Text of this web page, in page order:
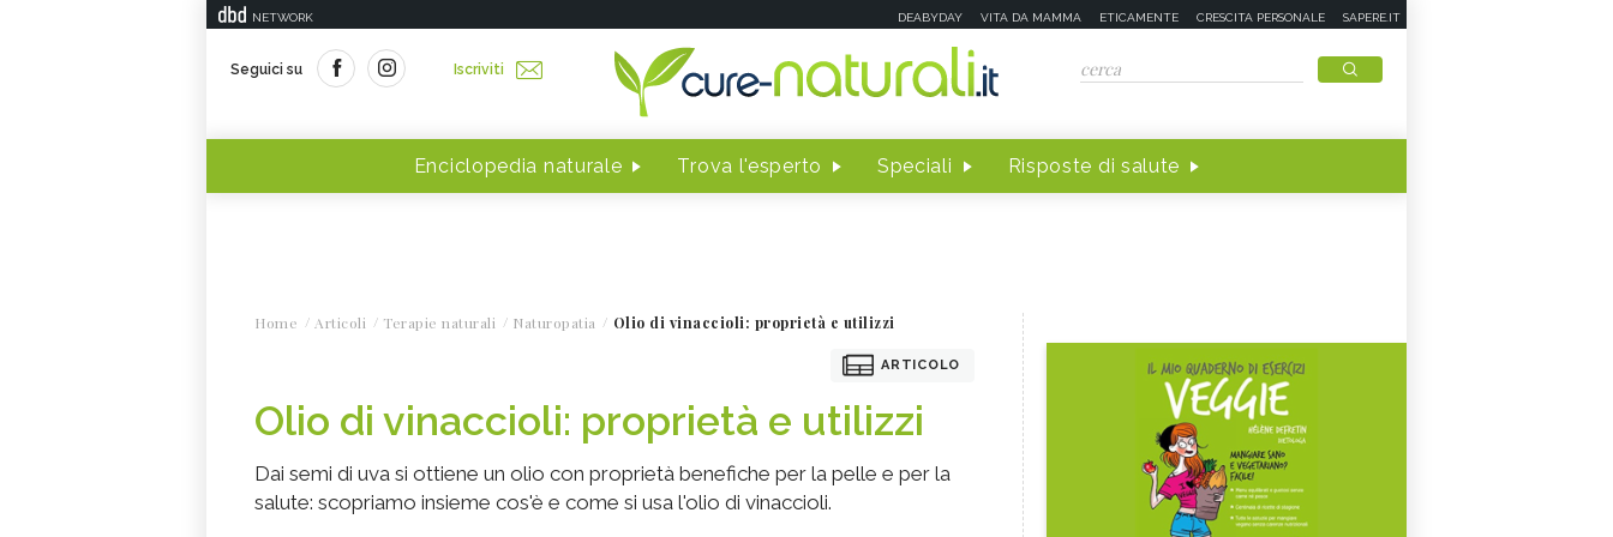
NETWORK DEABYDAY VITA DA MAMMA ETICAMENTE CRESCITA PERSONALE SAPERE.IT
Seguici su Iscriviti
Enciclopedia naturale Trova l'esperto Speciali Risposte di salute
Home Articoli Terapie naturali Naturopatia Olio di vinaccioli: proprietà e utilizzi
ARTICOLO
Olio di vinaccioli: proprietà e utilizzi
Dai semi di uva si ottiene un olio con proprietà benefiche per la pelle e per la
salute: scopriamo insieme cos'è e come si usa l'olio di vinaccioli.